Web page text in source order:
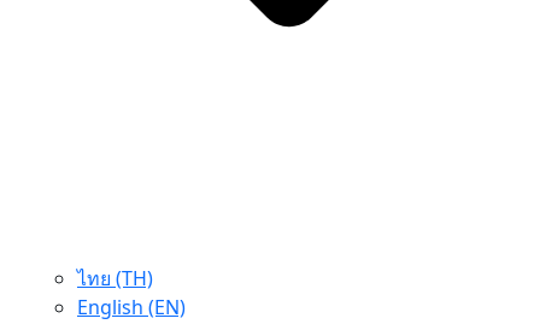
ไทย (TH)
English (EN)